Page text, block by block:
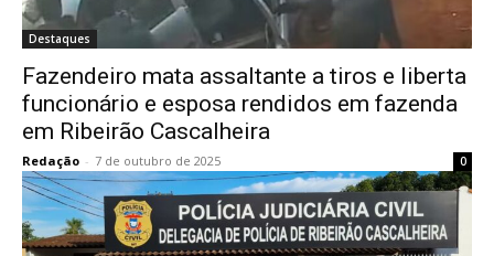
Destaques
Fazendeiro mata assaltante a tiros e liberta
funcionário e esposa rendidos em fazenda
em Ribeirão Cascalheira
Redação - 7 de outubro de 2025 0